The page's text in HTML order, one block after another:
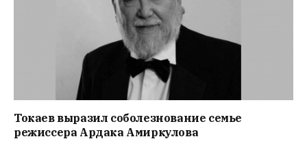
Токаев выразил соболезнование семье
режиссера Ардака Амиркулова